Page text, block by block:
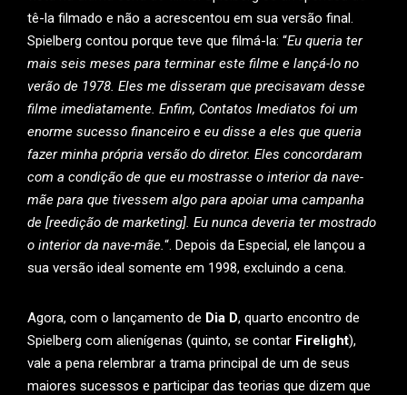
tê-la filmado e não a acrescentou em sua versão final.
Spielberg contou porque teve que filmá-la: “Eu queria ter
mais seis meses para terminar este filme e lançá-lo no
verão de 1978. Eles me disseram que precisavam desse
filme imediatamente. Enfim, Contatos Imediatos foi um
enorme sucesso financeiro e eu disse a eles que queria
fazer minha própria versão do diretor. Eles concordaram
com a condição de que eu mostrasse o interior da nave-
mãe para que tivessem algo para apoiar uma campanha
de [reedição de marketing]. Eu nunca deveria ter mostrado
o interior da nave-mãe.“. Depois da Especial, ele lançou a
sua versão ideal somente em 1998, excluindo a cena.
Agora, com o lançamento de Dia D, quarto encontro de
Spielberg com alienígenas (quinto, se contar Firelight),
vale a pena relembrar a trama principal de um de seus
maiores sucessos e participar das teorias que dizem que